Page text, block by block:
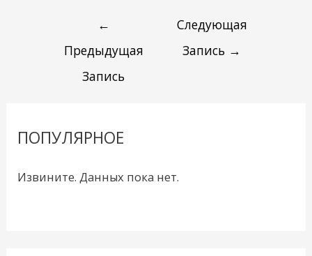
←
Предыдущая
Запись
Следующая
Запись →
ПОПУЛЯРНОЕ
Извините. Данных пока нет.